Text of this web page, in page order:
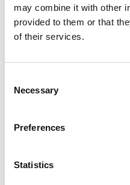
may combine it with other
provided to them or that
of their services.
Selection
Necessary
Preferences
Statistics
Voor
Tre